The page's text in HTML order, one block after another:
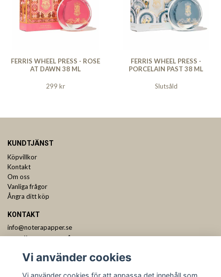
FERRIS WHEEL PRESS - ROSE
AT DAWN 38 ML
299 kr
FERRIS WHEEL PRESS -
PORCELAIN PAST 38 ML
Slutsåld
KUNDTJÄNST
Köpvillkor
Kontakt
Om oss
Vanliga frågor
Ångra ditt köp
KONTAKT
info@noterapapper.se
Vi använder cookies
Vi använder cookies för att anpassa det innehåll som